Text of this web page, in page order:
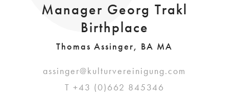
Manager Georg Trakl
Birthplace
Thomas Assinger, BA MA
assinger@kulturvereinigung.com
T +43 (0)662 845346